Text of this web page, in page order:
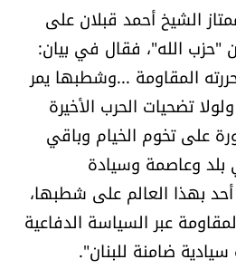
الشيخ أحمد قبلان على
الله"، فقال في بيان:
المقاومة ...وشطبها يمر
تضحيات الحرب الأخيرة
على تخوم الخيام وباقي
بلد وعاصمة وسيادة
بهذا العالم على شطبها،
عبر السياسة الدفاعية
ضامنة للبنان".